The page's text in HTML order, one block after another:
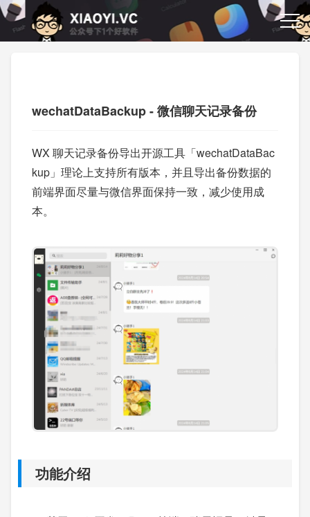
wechatDataBackup - 微信聊天记录备份
WX 聊天记录备份导出开源工具「wechatDataBac
kup」理论上支持所有版本，并且导出备份数据的
前端界面尽量与微信界面保持一致，减少使用成
本。
功能介绍